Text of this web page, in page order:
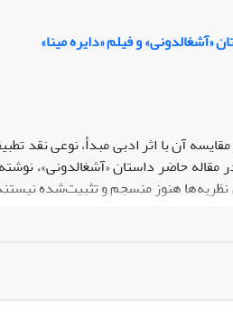
و فیلم «دایره مینا»
آن با اثر ادبی مبدأ، نوعی نقد
حاضر داستان «آشغالدونی»،
نظریه‏‌ها هنوز منسجم و تثبیت‌شده
جنبه تمثیلی داستان مکتوب در فیلم
مهرجویی رویدادها را در گفتمان
براساس ساختار سه‏پرده‏ای، بیننده
طرح یا ایده، هرکدام درون‌مایه‌‏ای
روایت ساعدی به پایان بسته در